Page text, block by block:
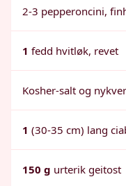
2-3 pepperoncini,
1 fedd hvitløk, revet
Kosher-salt og
1 (30-35 cm) lang
150 g urterik geitost